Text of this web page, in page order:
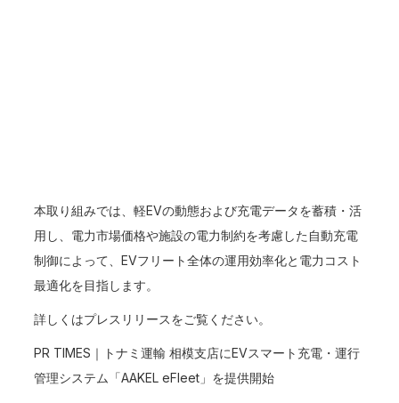
本取り組みでは、軽EVの動態および充電データを蓄積・活
用し、電力市場価格や施設の電力制約を考慮した自動充電
制御によって、EVフリート全体の運用効率化と電力コスト
最適化を目指します。
詳しくはプレスリリースをご覧ください。
PR TIMES｜トナミ運輸 相模支店にEVスマート充電・運行
管理システム「AAKEL eFleet」を提供開始